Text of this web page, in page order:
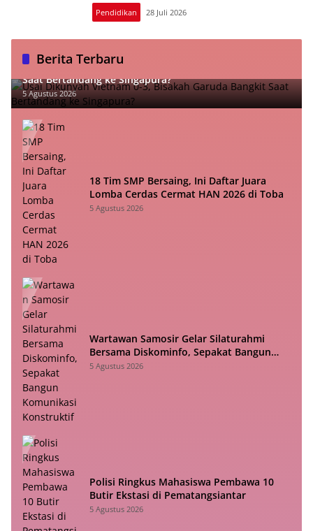
Pendidikan 28 Juli 2026
Berita Terbaru
Usai Dikunyah Vietnam 0-3, Bisakah Garuda Bangkit
Saat Bertandang ke Singapura?
5 Agustus 2026
18 Tim SMP Bersaing, Ini Daftar Juara
Lomba Cerdas Cermat HAN 2026 di Toba
5 Agustus 2026
Wartawan Samosir Gelar Silaturahmi
Bersama Diskominfo, Sepakat Bangun
Komunikasi Konstruktif
5 Agustus 2026
Polisi Ringkus Mahasiswa Pembawa 10
Butir Ekstasi di Pematangsiantar
5 Agustus 2026